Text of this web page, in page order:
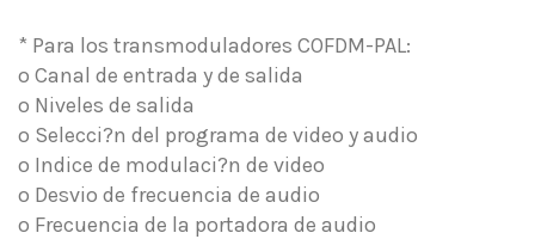
* Para los transmoduladores COFDM-PAL:
o Canal de entrada y de salida
o Niveles de salida
o Selecci?n del programa de video y audio
o Indice de modulaci?n de video
o Desvio de frecuencia de audio
o Frecuencia de la portadora de audio